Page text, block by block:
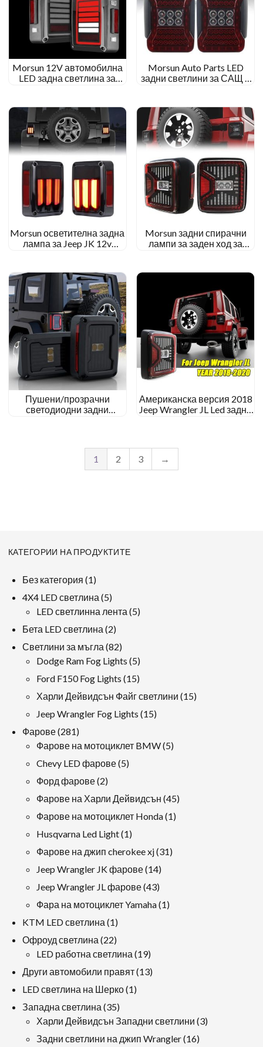
Morsun 12V автомобилна
LED задна светлина за
Morsun Auto Parts LED
задни светлини за САЩ и
Morsun осветителна задна
лампа за Jeep JK 12v
Morsun задни спирачни
лампи за заден ход за
Пушени/прозрачни
светодиодни задни
Американска версия 2018
Jeep Wrangler JL Led задни
1 2 3 →
КАТЕГОРИИ НА ПРОДУКТИТЕ
Без категория 11
продукт
4X4 LED светлина 55
продукти
LED светлинна лента 55
Бета LED светлина 22
продукти
Светлини за мъгла 8282
продукти
Dodge Ram Fog Lights 55
продукти
Ford F150 Fog Lights 1515
Харли Дейвидсън Файг светлини 1515
Jeep Wrangler Fog Lights 1515
Фарове 281281
продукти
Фарове на мотоциклет BMW 55
Chevy LED фарове 55
Форд фарове 22
продукти
Фарове на Харли Дейвидсън 4545
Фарове на мотоциклет Honda 11
Husqvarna Led Light 11
продукт
Фарове на джип cherokee xj 3131
Jeep Wrangler JK фарове 1414
продукти
Jeep Wrangler JL фарове 4343
продукти
Фара на мотоциклет Yamaha 11
KTM LED светлина 11
продукт
Офроуд светлина 2222
продукти
LED работна светлина 1919
продукти
Други автомобили правят 1313
LED светлина на Шерко 11
Западна светлина 3535
продукти
Харли Дейвидсън Западни светлини 33
Задни светлини на джип Wrangler 1616